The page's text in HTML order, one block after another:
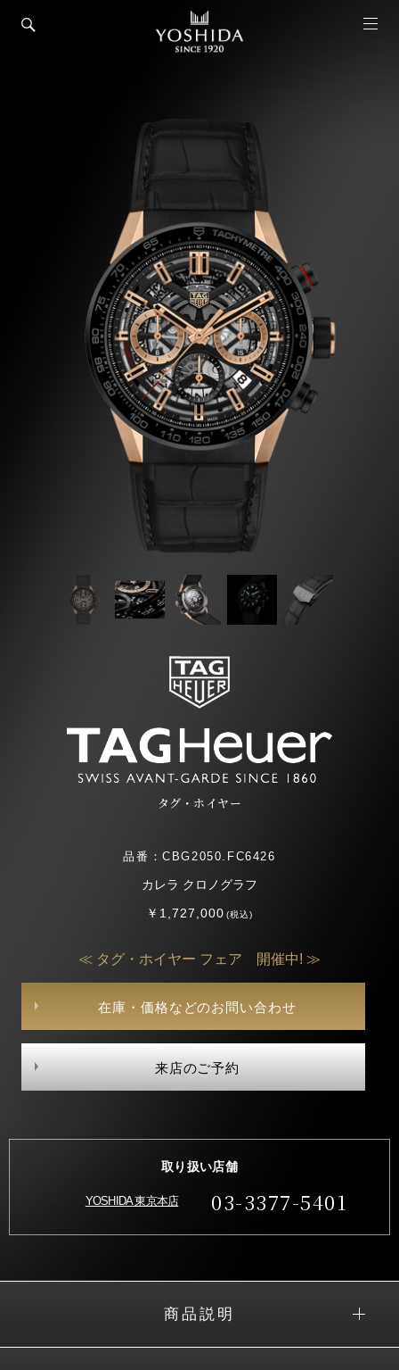
タグ・ホイヤー
品番：CBG2050.FC6426
カレラ クロノグラフ
￥1,727,000(税込)
≪ タグ・ホイヤー フェア 開催中! ≫
在庫・価格などのお問い合わせ
来店のご予約
取り扱い店舗
YOSHIDA 東京本店 03-3377-5401
商品説明